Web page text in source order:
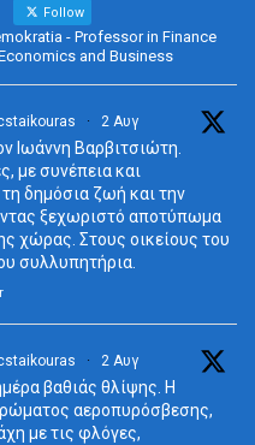
Follow
- Professor in Finance
and Business
· 2 Αυγ
Ιωάννη Βαρβιτσιώτη.
με συνέπεια και
δημόσια ζωή και την
ξεχωριστό αποτύπωμα
χώρας. Στους οικείους του
συλλυπητήρια.
· 2 Αυγ
βαθιάς θλίψης. Η
αεροπυρόσβεσης,
με τις φλόγες,